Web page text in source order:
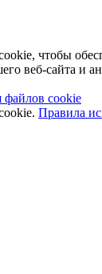
чтобы
веб-сайта и
файлов cookie
Правила